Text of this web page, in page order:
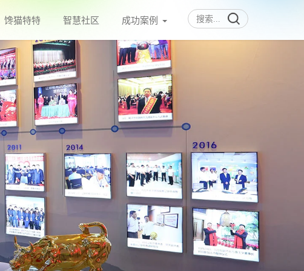
馋猫特特 智慧社区 成功案例